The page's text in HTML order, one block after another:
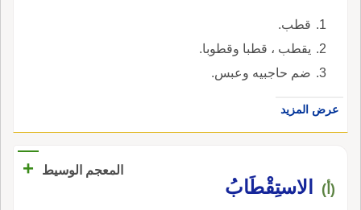
قطب.
يقطب ، قطبا وقطوبا.
ضم حاجبيه وعبس.
عرض المزيد
المعجم الوسيط +
(أ) الاستِقْطَابُ